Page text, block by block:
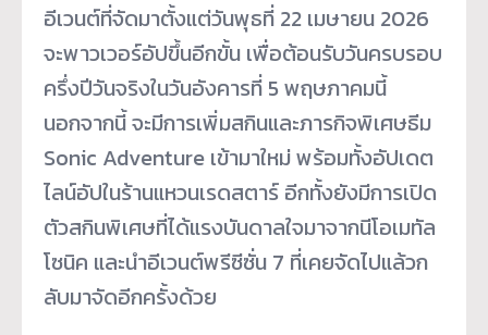
อีเวนต์ที่จัดมาตั้งแต่วันพุธที่ 22 เมษายน 2026
จะพาวเวอร์อัปขึ้นอีกขั้น เพื่อต้อนรับวันครบรอบ
ครึ่งปีวันจริงในวันอังคารที่ 5 พฤษภาคมนี้
นอกจากนี้ จะมีการเพิ่มสกินและภารกิจพิเศษธีม
Sonic Adventure เข้ามาใหม่ พร้อมทั้งอัปเดต
ไลน์อัปในร้านแหวนเรดสตาร์ อีกทั้งยังมีการเปิด
ตัวสกินพิเศษที่ได้แรงบันดาลใจมาจากนีโอเมทัล
โซนิค และนำอีเวนต์พรีซีซั่น 7 ที่เคยจัดไปแล้วก
ลับมาจัดอีกครั้งด้วย